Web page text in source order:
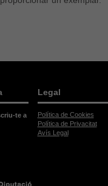
te a
Legal
Política de Cookies
Política de Privacitat
Avís Legal